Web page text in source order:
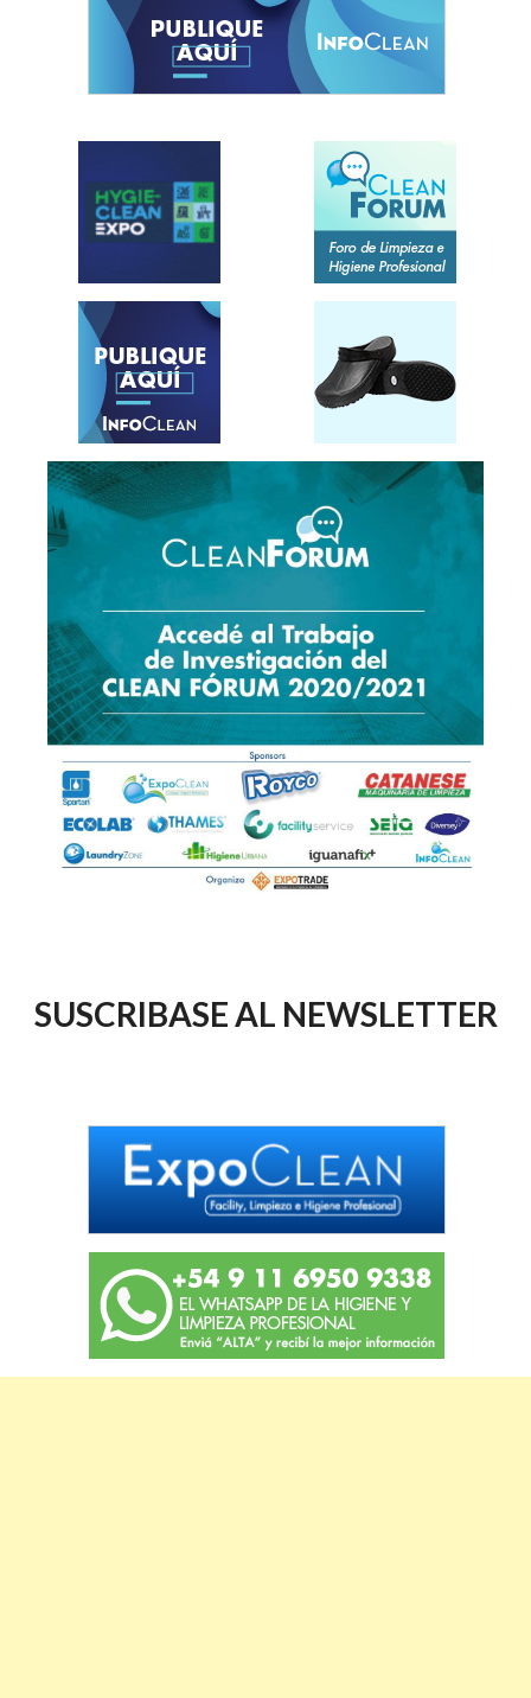
SUSCRIBASE AL NEWSLETTER